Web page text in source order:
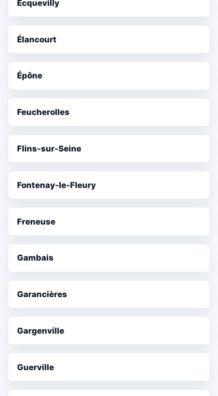
Ecquevilly
Élancourt
Épône
Feucherolles
Flins-sur-Seine
Fontenay-le-Fleury
Freneuse
Gambais
Garancières
Gargenville
Guerville